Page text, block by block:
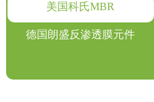
美国科氏MBR
德国朗盛反渗透膜元件